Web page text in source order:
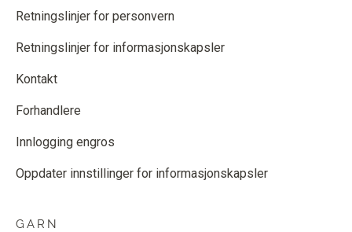
Retningslinjer for personvern
Retningslinjer for informasjonskapsler
Kontakt
Forhandlere
Innlogging engros
Oppdater innstillinger for informasjonskapsler
GARN